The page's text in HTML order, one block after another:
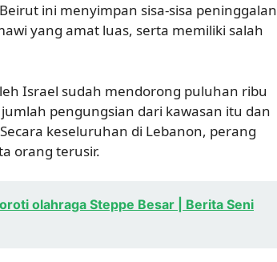
ini menyimpan sisa-sisa peninggalan
yang amat luas, serta memiliki salah
Israel sudah mendorong puluhan ribu
pengungsian dari kawasan itu dan
keseluruhan di Lebanon, perang
orang terusir.
olahraga Steppe Besar | Berita Seni